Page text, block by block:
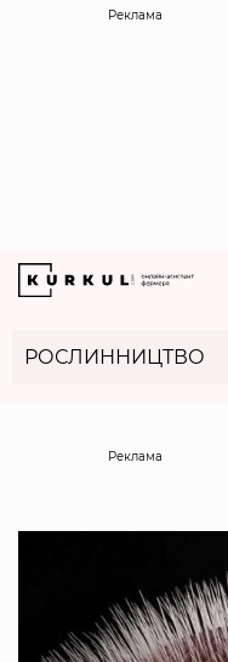
Реклама
РОСЛИННИЦТВО
Реклама